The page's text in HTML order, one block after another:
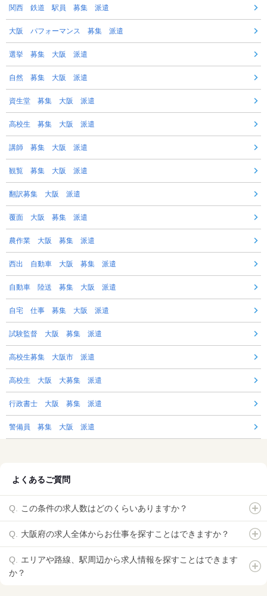
関西 鉄道 駅員 募集 派遣
大阪 パフォーマンス 募集 派遣
選挙 募集 大阪 派遣
自然 募集 大阪 派遣
資生堂 募集 大阪 派遣
高校生 募集 大阪 派遣
講師 募集 大阪 派遣
観覧 募集 大阪 派遣
翻訳募集 大阪 派遣
覆面 大阪 募集 派遣
農作業 大阪 募集 派遣
西出 自動車 大阪 募集 派遣
自動車 陸送 募集 大阪 派遣
自宅 仕事 募集 大阪 派遣
試験監督 大阪 募集 派遣
高校生募集 大阪市 派遣
高校生 大阪 大募集 派遣
行政書士 大阪 募集 派遣
警備員 募集 大阪 派遣
よくあるご質問
この条件の求人数はどのくらいありますか？
大阪府の求人全体からお仕事を探すことはできますか？
エリアや路線、駅周辺から求人情報を探すことはできます
か？